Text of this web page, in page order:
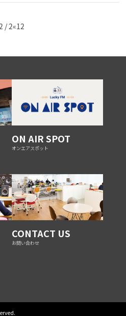
/ 2«12
ON AIR SPOT
オンエアスポット
CONTACT US
お問い合わせ